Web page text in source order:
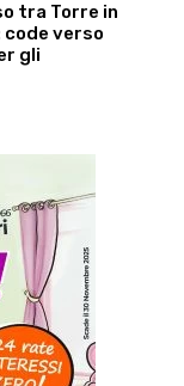
tra Torre in
code verso
gli